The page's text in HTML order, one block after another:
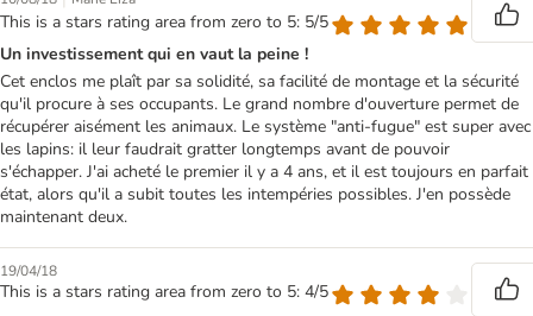
This is a stars rating area from zero to 5: 5/5
Un investissement qui en vaut la peine !
Cet enclos me plaît par sa solidité, sa facilité de montage et la sécurité
qu'il procure à ses occupants. Le grand nombre d'ouverture permet de
récupérer aisément les animaux. Le système "anti-fugue" est super avec
les lapins: il leur faudrait gratter longtemps avant de pouvoir
s'échapper. J'ai acheté le premier il y a 4 ans, et il est toujours en parfait
état, alors qu'il a subit toutes les intempéries possibles. J'en possède
maintenant deux.
19/04/18
This is a stars rating area from zero to 5: 4/5